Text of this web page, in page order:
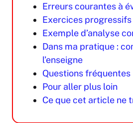
Erreurs courantes à
Exercices progressifs
Exemple d’analyse
Dans ma pratique :
l’enseigne
Questions fréquentes
Pour aller plus loin
Ce que cet article ne